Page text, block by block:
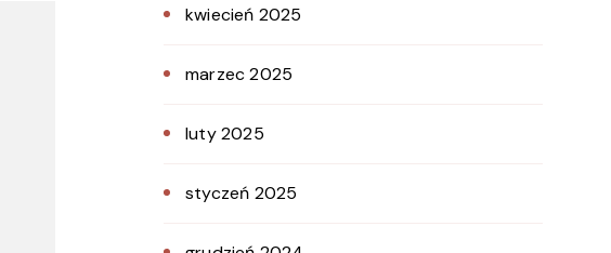
kwiecień 2025
marzec 2025
luty 2025
styczeń 2025